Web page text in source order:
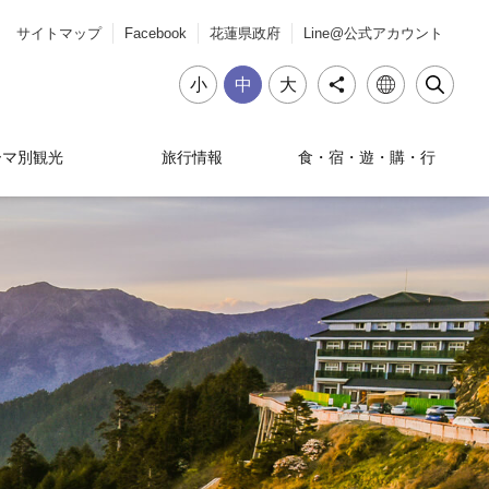
サイトマップ Facebook 花蓮県政府 Line@公式アカウント
小 中 大
別観光 旅行情報 食・宿・遊・購・行